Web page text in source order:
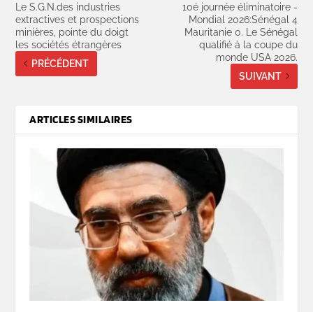
Le S.G.N.des industries
extractives et prospections
minières, pointe du doigt
les sociétés étrangères
PRÉCÉDENT
10é journée éliminatoire -
Mondial 2026:Sénégal 4
Mauritanie 0. Le Sénégal
qualifié à la coupe du
monde USA 2026.
SUIVANT
ARTICLES SIMILAIRES